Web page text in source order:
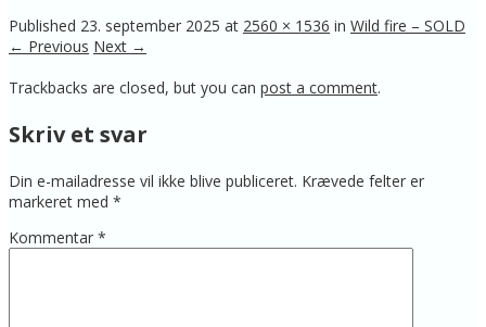
Published 23. september 2025 at 2560 × 1536 in Wild fire – SOLD
← Previous Next →
Trackbacks are closed, but you can post a comment.
Skriv et svar
Din e-mailadresse vil ikke blive publiceret. Krævede felter er
markeret med *
Kommentar *